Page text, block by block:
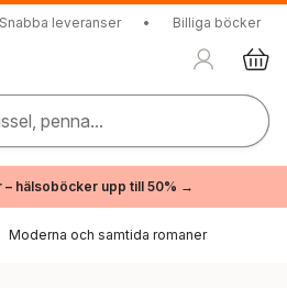
Snabba leveranser • Billiga böcker
penna...
– hälsoböcker upp till 50% →
Moderna och samtida romaner